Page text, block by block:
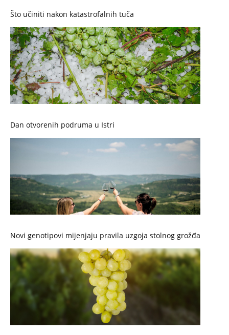
Što učiniti nakon katastrofalnih tuča
Dan otvorenih podruma u Istri
Novi genotipovi mijenjaju pravila uzgoja stolnog grožđa